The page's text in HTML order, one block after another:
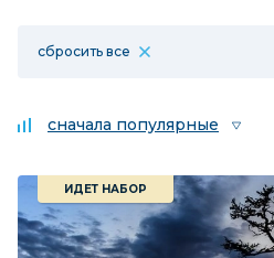
сбросить все
сначала популярные
ИДЕТ НАБОР